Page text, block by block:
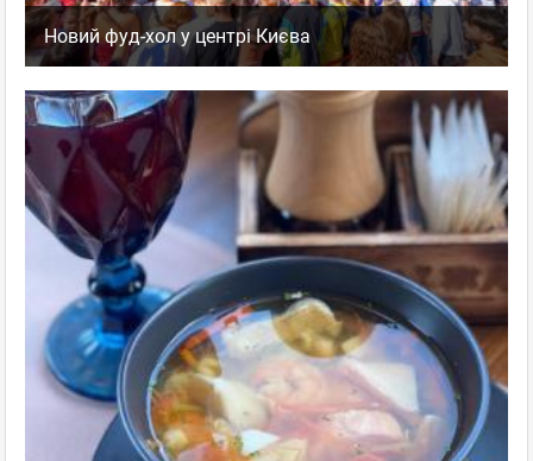
Новий фуд-хол у центрі Києва